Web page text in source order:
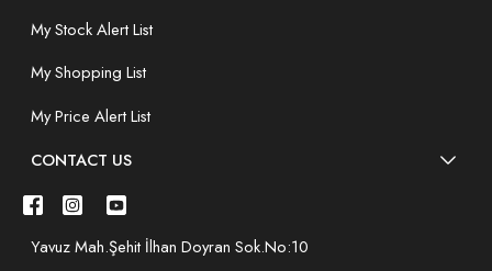
My Stock Alert List
My Shopping List
My Price Alert List
CONTACT US
Yavuz Mah.Şehit İlhan Doyran Sok.No:10